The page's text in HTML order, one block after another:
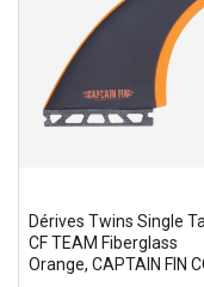
Dérives Twins Single
CF TEAM Fiberglass
Orange, CAPTAIN FIN